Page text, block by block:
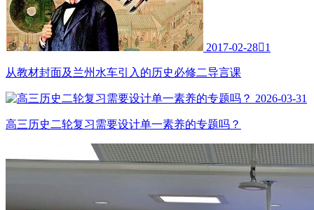
2017-02-281
从教材封面及兰州水车引入的历史必修二导言课
2026-03-31
高三历史二轮复习需要设计单一素养的专题吗？